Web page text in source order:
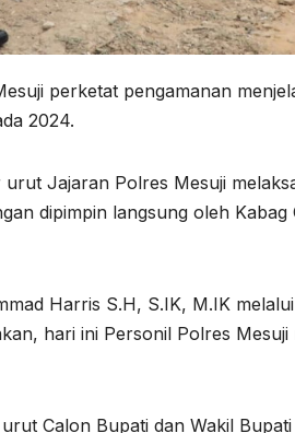
perketat pengamanan
2024.
Jajaran Polres Mesuji
dipimpin langsung oleh
Harris S.H, S.IK, M.IK
hari ini Personil Polres
Calon Bupati dan Wakil